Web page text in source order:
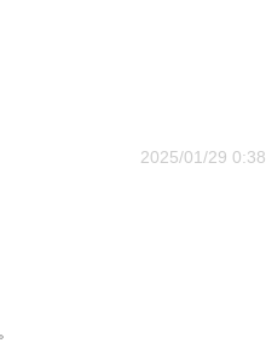
2025/01/29 0:38